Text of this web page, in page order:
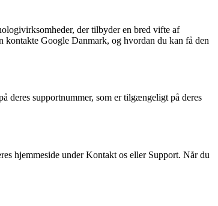
der tilbyder en bred vifte af
kontakte Google Danmark, og hvordan du kan få den
deres supportnummer, som er tilgængeligt på deres
hjemmeside under Kontakt os eller Support. Når du